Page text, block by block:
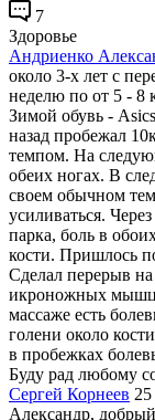
7
Здоровье
Андриенко
около 3-х лет с
неделю по от 5 - 8
Зимой обувь -
назад пробежал
темпом. На
обеих ногах. В
своем обычном
усиливаться.
парка, боль в
кости. Пришлось
Сделал перерыв
икроножных мышц
массаже есть
голени около
в пробежках
Буду рад любому
Сергей Корнеев
Александр,